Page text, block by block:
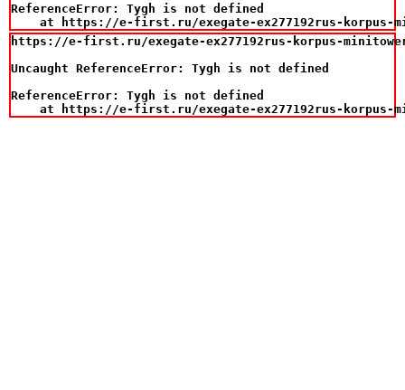
ReferenceError: Tygh is not defined
at https://e-first.ru/exegate-ex277192rus-
https://e-first.ru/exegate-ex277192rus-korpus-
Uncaught ReferenceError: Tygh is not defined
ReferenceError: Tygh is not defined
at https://e-first.ru/exegate-ex277192rus-